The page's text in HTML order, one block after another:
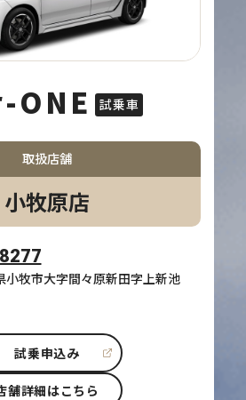
ONE 試乗車
取扱店舗
小牧原店
小牧市大字間々原新田字上新池
試乗申込み
舗詳細はこちら